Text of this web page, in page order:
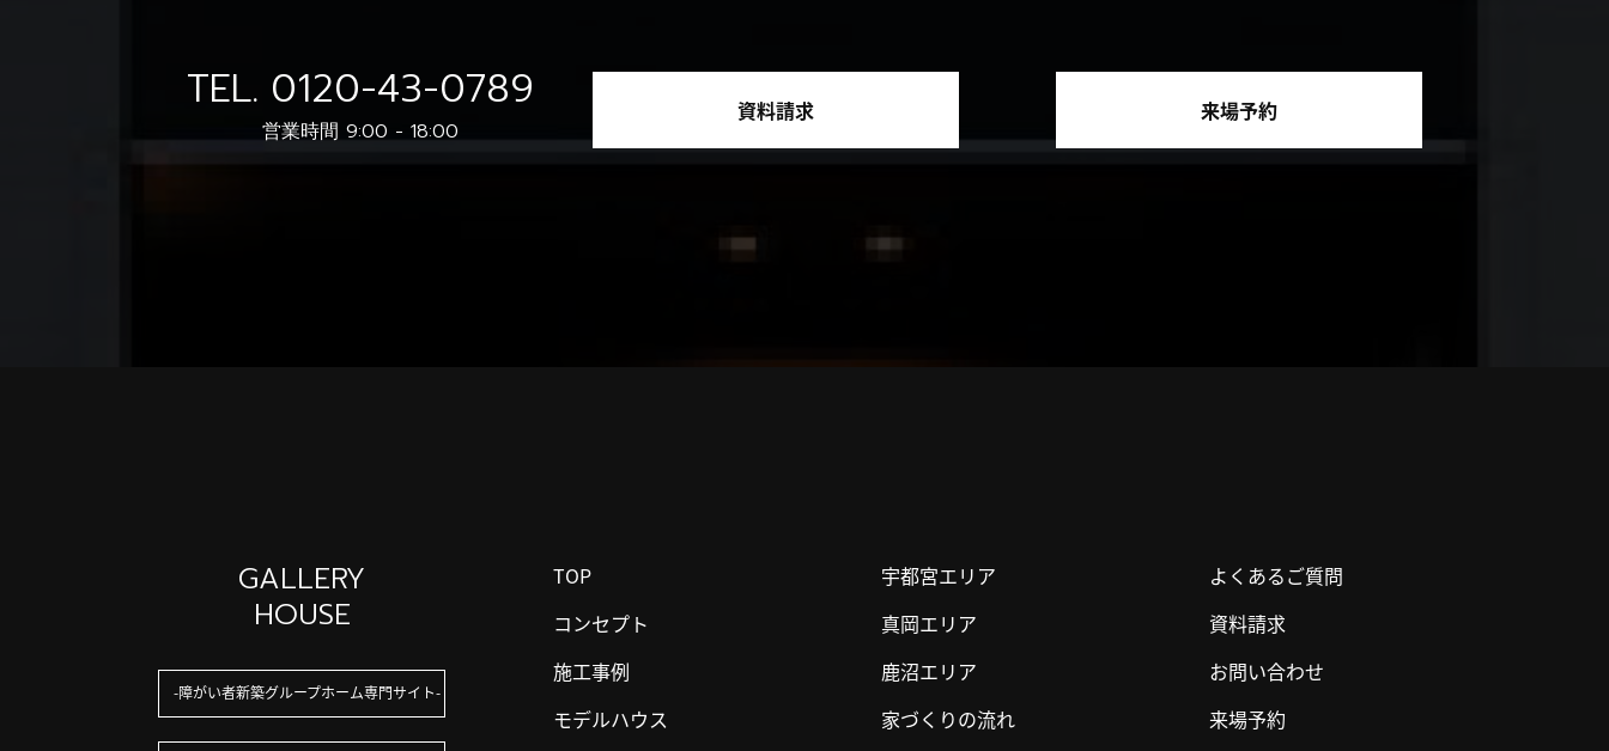
TEL. 0120-43-0789
営業時間 9:00 - 18:00
資料請求 来場予約
GALLERY
HOUSE
障がい者新築グループホーム専門サイト
TOP
コンセプト
施工事例
モデルハウス
宇都宮エリア
真岡エリア
鹿沼エリア
家づくりの流れ
よくあるご質問
資料請求
お問い合わせ
来場予約